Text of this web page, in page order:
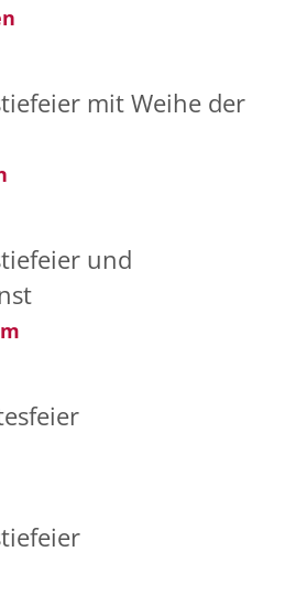
mit Weihe der
und